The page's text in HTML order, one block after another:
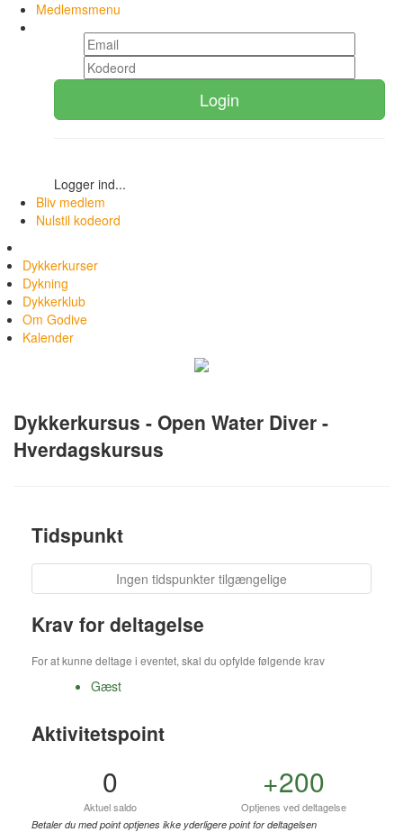
Medlemsmenu
Login
Logger ind...
Bliv medlem
Nulstil kodeord
Dykkerkurser
Dykning
Dykkerklub
Om Godive
Kalender
Dykkerkursus - Open Water Diver -
Hverdagskursus
Tidspunkt
Ingen tidspunkter tilgængelige
Krav for deltagelse
For at kunne deltage i eventet, skal du opfylde følgende krav
Gæst
Aktivitetspoint
0
Aktuel saldo
+200
Optjenes ved deltagelse
Betaler du med point optjenes ikke yderligere point for deltagelsen